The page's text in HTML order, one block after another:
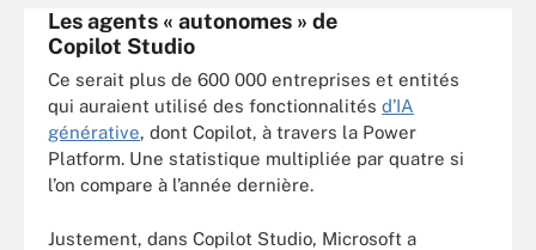
Les agents « autonomes » de
Copilot Studio
Ce serait plus de 600 000 entreprises et entités
qui auraient utilisé des fonctionnalités d’IA
générative, dont Copilot, à travers la Power
Platform. Une statistique multipliée par quatre si
l’on compare à l’année dernière.
Justement, dans Copilot Studio, Microsoft a